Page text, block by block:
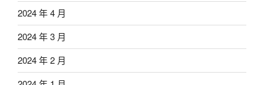
2024 年 4 月
2024 年 3 月
2024 年 2 月